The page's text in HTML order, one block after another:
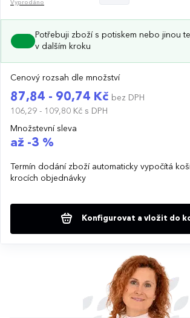
Vyprodáno
Potřebuji zboží s potiskem nebo jinou
v dalším kroku
Cenový rozsah dle množství
87,84 - 90,74 Kč bez DPH
106,29 - 109,80 Kč s DPH
Množstevní sleva
až -3 %
Termín dodání zboží automaticky vypočítá
krocích objednávky
Konfigurovat a vložit do